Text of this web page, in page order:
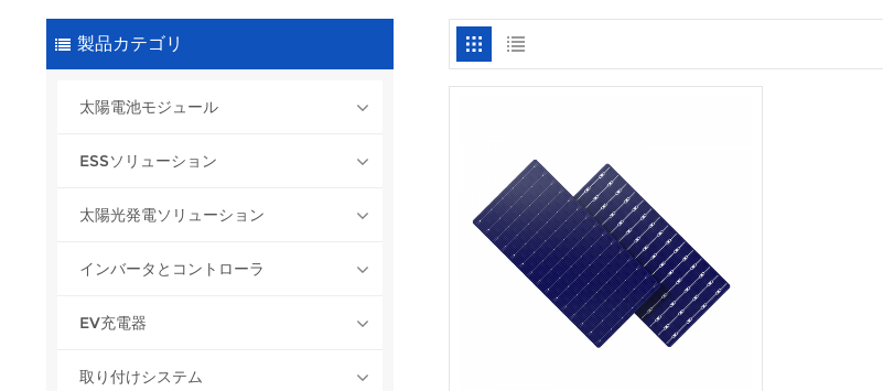
製品カテゴリ
太陽電池モジュール
ESSソリューション
太陽光発電ソリューション
インバータとコントローラ
EV充電器
取り付けシステム